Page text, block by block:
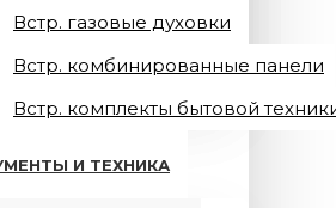
Встр. газовые духовки
Встр. комбинированные панели
Встр. комплекты бытовой
И ТЕХНИКА